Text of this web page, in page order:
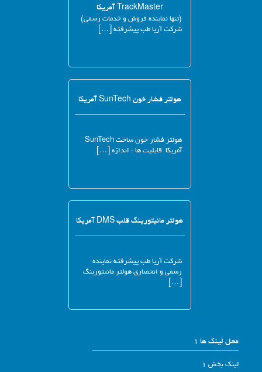
TrackMaster آمریکا
(تنها نماینده فروش و خدمات رسمی)
شرکت آریا طب پیشرفته […]
هولتر فشار خون SunTech آمریکا
هولتر فشار خون ساخت SunTech
آمریکا قابلیت ها : اندازه […]
هولتر مانیتورینگ قلب DMS آمریکا
شرکت آریا طب پیشرفته نماینده
رسمی و انحصاری هولتر مانیتورینگ
[…]
محل لینک ها 1
لینک بخش 1